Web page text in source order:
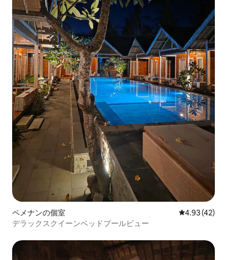
ペメナンの個室 レビュー42
4.93 (42)
デラックスクイーンベッドプールビュー